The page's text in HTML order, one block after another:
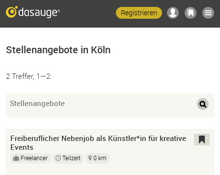
Registrieren
Stellenangebote in Köln
2 Treffer, 1—2:
Stellenangebote
Freiberuflicher Nebenjob als Künstler*in für kreative
Events
Freelancer Teilzeit 0 km